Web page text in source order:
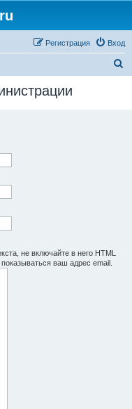
Вход
Регистрация
не включайте в него HTML
ваш адрес email.